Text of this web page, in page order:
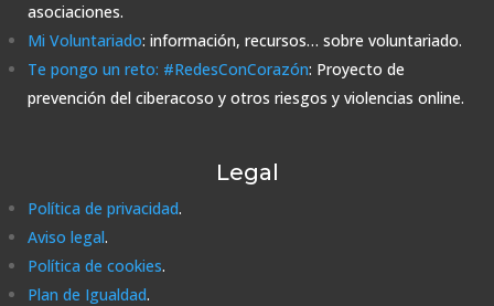
asociaciones.
Mi Voluntariado: información, recursos… sobre voluntariado.
Te pongo un reto: #RedesConCorazón: Proyecto de
prevención del ciberacoso y otros riesgos y violencias online.
Legal
Política de privacidad.
Aviso legal.
Política de cookies.
Plan de Igualdad.